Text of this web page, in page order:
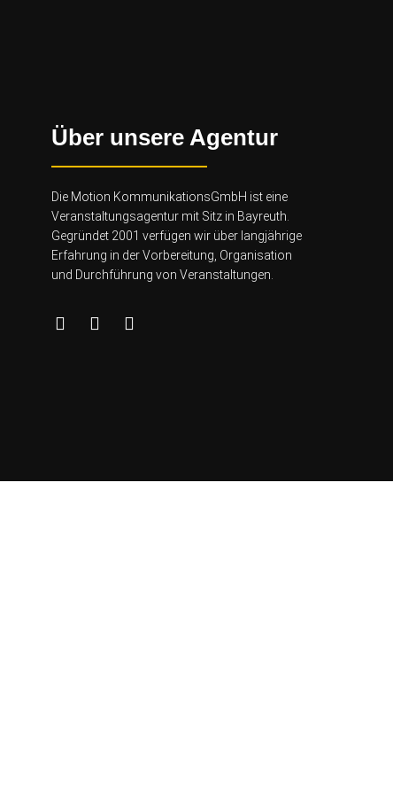
Über unsere Agentur
Die Motion KommunikationsGmbH ist eine
Veranstaltungsagentur mit Sitz in Bayreuth.
Gegründet 2001 verfügen wir über langjährige
Erfahrung in der Vorbereitung, Organisation
und Durchführung von Veranstaltungen.